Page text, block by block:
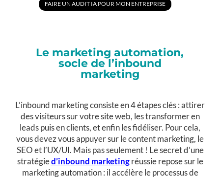
FAIRE UN AUDIT IA POUR MON ENTREPRISE
Le marketing automation,
socle de l’inbound
marketing
L’inbound marketing consiste en 4 étapes clés : attirer
des visiteurs sur votre site web, les transformer en
leads puis en clients, et enfin les fidéliser. Pour cela,
vous devez vous appuyer sur le content marketing, le
SEO et l’UX/UI. Mais pas seulement ! Le secret d’une
stratégied’inbound marketingréussie repose sur le
marketing automation : il accélère le processus de